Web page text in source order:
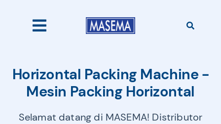
Toggle
Home
Horizontal Packing Machine -
Mesin Packing Horizontal
Selamat datang di MASEMA! Distributor